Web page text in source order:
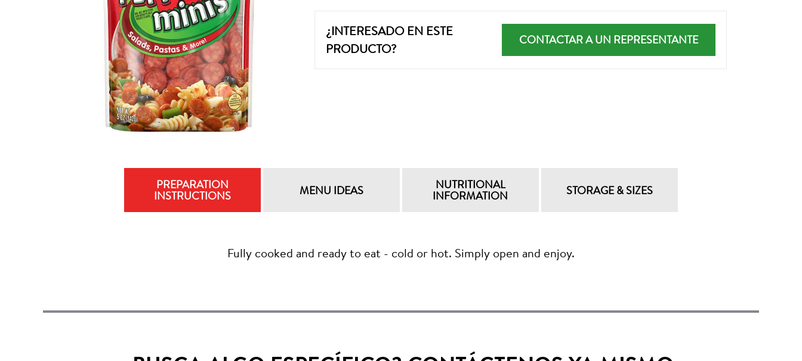
¿INTERESADO EN ESTE
PRODUCTO?
CONTACTAR A UN REPRESENTANTE
PREPARATION
INSTRUCTIONS MENU IDEAS NUTRITIONAL
INFORMATION STORAGE & SIZES
Fully cooked and ready to eat - cold or hot. Simply open and enjoy.